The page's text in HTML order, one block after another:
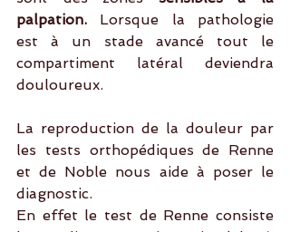
palpation. Lorsque la pathologie
est à un stade avancé tout le
compartiment latéral deviendra
douloureux.
La reproduction de la douleur par
les tests orthopédiques de Renne
et de Noble nous aide à poser le
diagnostic.
En effet le test de Renne consiste